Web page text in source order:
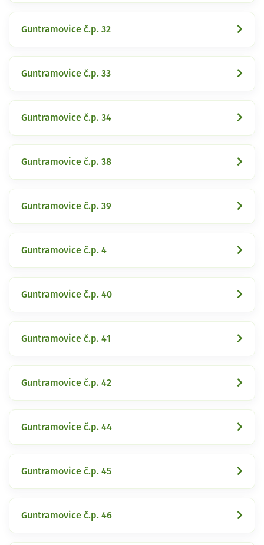
Guntramovice č.p. 32
Guntramovice č.p. 33
Guntramovice č.p. 34
Guntramovice č.p. 38
Guntramovice č.p. 39
Guntramovice č.p. 4
Guntramovice č.p. 40
Guntramovice č.p. 41
Guntramovice č.p. 42
Guntramovice č.p. 44
Guntramovice č.p. 45
Guntramovice č.p. 46